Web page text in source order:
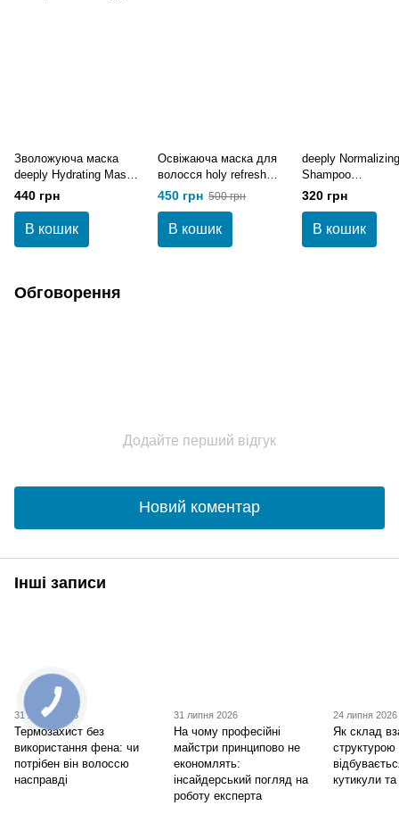
Зволожуюча маска
deeply Hydrating Mask
300 мл
440 грн
В кошик
Освіжаюча маска для
волосся holy refresh
mask 250 мл
450 грн 500 грн
В кошик
deeply Normalizing
Shampoo
Нормалізуючий
шампунь 250 мл
320 грн
В кошик
Обговорення
Додайте перший відгук
Новий коментар
Інші записи
31 липня 2026
Термозахист без
використання фена: чи
потрібен він волоссю
насправді
31 липня 2026
На чому професійні
майстри принципово не
економлять:
інсайдерський погляд на
роботу експерта
24 липня 2026
Як склад
кутикули